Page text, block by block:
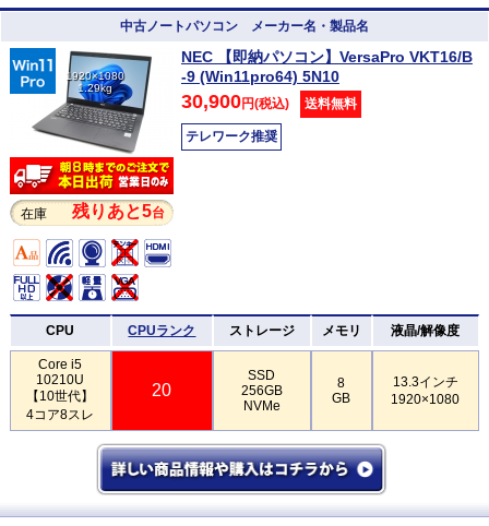
中古ノートパソコン メーカー名・製品名
1920×1080
1.29kg
在庫 残りあと5台
NEC 【即納パソコン】VersaPro VKT16/B
-9 (Win11pro64) 5N10
30,900円(税込) 送料無料
テレワーク推奨
CPU CPUランク ストレージ メモリ 液晶/解像度
Core i5
10210U
【10世代】
4コア8スレ
20
SSD
256GB
NVMe
8
GB
13.3インチ
1920×1080